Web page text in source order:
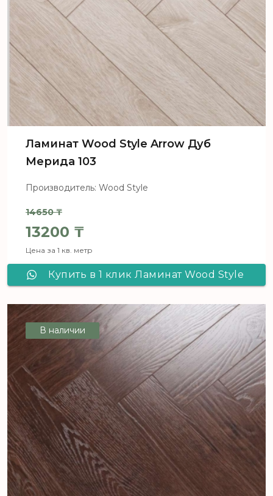
Ламинат Wood Style Arrow Дуб
Мерида 103
Производитель: Wood Style
14650₸
Первоначальная цена
13200 ₸
Текущая цена: 13200 ₸.
Цена за 1 кв. метр
Купить в 1 клик Ламинат Wood Style
В наличии